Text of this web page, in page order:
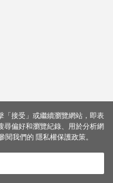
接受」或繼續瀏覽網站，即表
偏好和瀏覽紀錄、用於分析網
閱我們的 隱私權保護政策。